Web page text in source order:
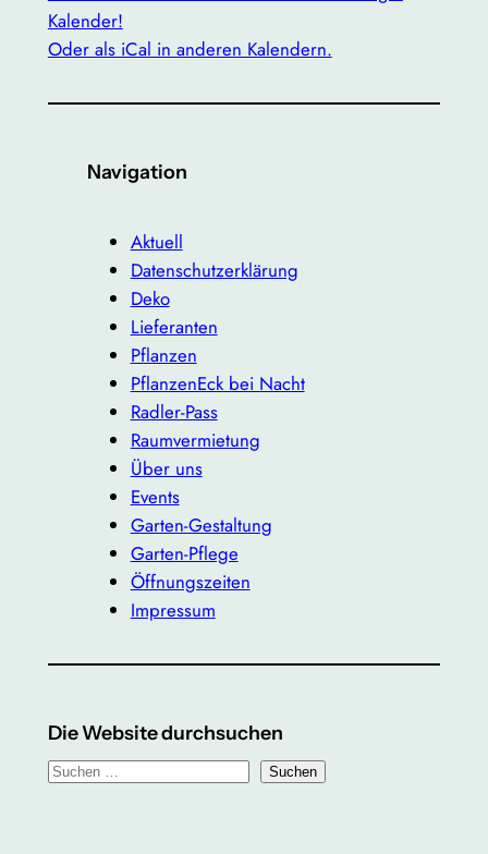
Kalender!
Oder als iCal in anderen Kalendern.
Navigation
Aktuell
Datenschutzerklärung
Deko
Lieferanten
Pflanzen
PflanzenEck bei Nacht
Radler-Pass
Raumvermietung
Über uns
Events
Garten-Gestaltung
Garten-Pflege
Öffnungszeiten
Impressum
Die Website durchsuchen
S
Suchen